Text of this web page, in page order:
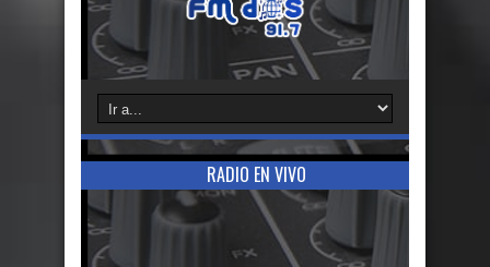
RADIO EN VIVO